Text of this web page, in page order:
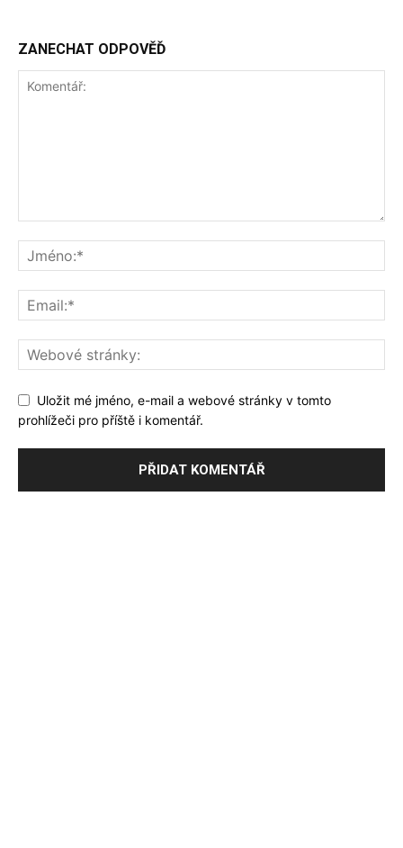
ZANECHAT ODPOVĚĎ
Uložit mé jméno, e-mail a webové stránky v tomto
prohlížeči pro příště i komentář.